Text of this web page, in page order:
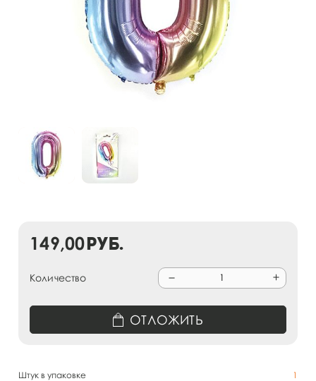
Штук в упаковке
1
149,00руб.
Количество
ОТЛОЖИТЬ